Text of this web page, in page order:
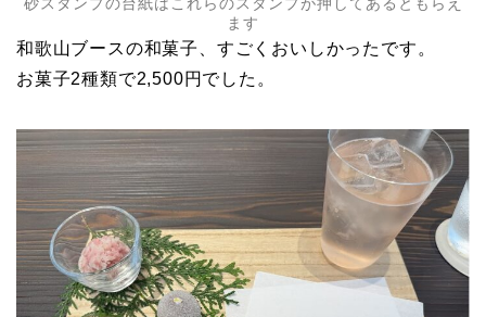
ます
和歌山ブースの和菓子、すごくおいしかったです。
お菓子2種類で2,500円でした。